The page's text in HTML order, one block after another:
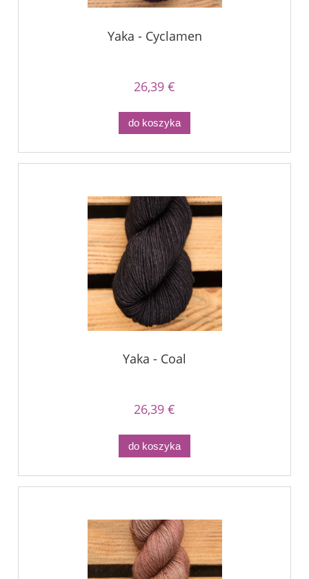
Yaka - Cyclamen
26,39 €
do koszyka
Yaka - Coal
26,39 €
do koszyka